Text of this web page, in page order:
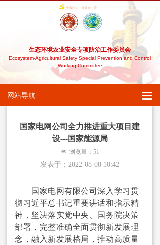
끀
→ 本会简介
→ 组织架构
军民融合
→ 农残重金属型土壤修复
→ 荒漠沙化干旱型土壤修复
→ 盐碱土壤修复
→ 石油污染、核污染等土壤修复
农残净化
网站导航
生态环境农业安全专项防治工作委员会
Ecosystem-Agricultural Safety Special Prevention and Control
Working Committee
国家电网公司全力推进重大项目建
设---国家能源局
发表于： 2022-08-08 10:42
넶 浏览量： 51
国家电网有限公司深入学习贯
彻习近平总书记重要讲话和指示精
神，坚决落实党中央、国务院决策
部署，完整准确全面贯彻新发展理
念，融入新发展格局，推动高质量